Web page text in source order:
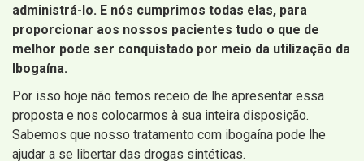
administrá-lo. E nós cumprimos todas elas, para
proporcionar aos nossos pacientes tudo o que de
melhor pode ser conquistado por meio da utilização da
Ibogaína.
Por isso hoje não temos receio de lhe apresentar essa
proposta e nos colocarmos à sua inteira disposição.
Sabemos que nosso tratamento com ibogaína pode lhe
ajudar a se libertar das drogas sintéticas.